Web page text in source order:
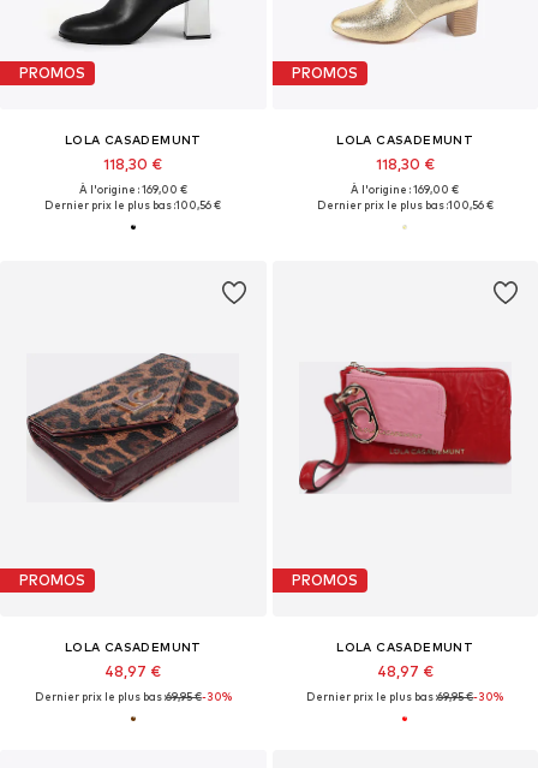
PROMOS
LOLA CASADEMUNT
118,30 €
À l'origine : 169,00 €
Dernier prix le plus bas :100,56 €
PROMOS
LOLA CASADEMUNT
118,30 €
À l'origine : 169,00 €
Dernier prix le plus bas :100,56 €
PROMOS
LOLA CASADEMUNT
48,97 €
Dernier prix le plus bas :69,95 €-30%
PROMOS
LOLA CASADEMUNT
48,97 €
Dernier prix le plus bas :69,95 €-30%